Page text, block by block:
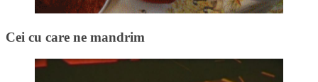
Cei cu care ne mandrim